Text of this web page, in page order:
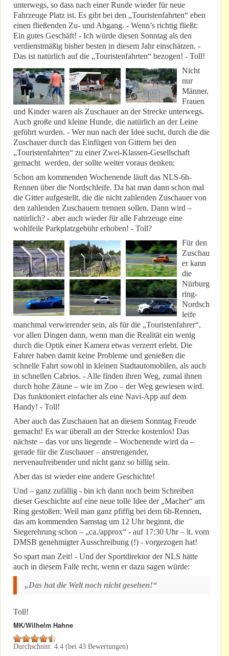
unterwegs, so dass nach einer Runde wieder für neue
Fahrzeuge Platz ist. Es gibt bei den „Touristenfahrten“ eben
einen fließenden Zu- und Abgang. - Wenn’s richtig fließt:
Ein gutes Geschäft! - Ich würde diesen Sonntag als den
verdienstmäßig bisher besten in diesem Jahr einschätzen. -
Das ist natürlich auf die „Touristenfahrten“ bezogen! - Toll!
Nicht
nur
Männer,
Frauen
und Kinder waren als Zuschauer an der Strecke unterwegs.
Auch große und kleine Hunde, die natürlich an der Leine
geführt wurden. - Wer nun nach der Idee sucht, durch die die
Zuschauer durch das Einfügen von Gittern bei den
„Touristenfahrten“ zu einer Zwei-Klassen-Gesellschaft
gemacht werden, der sollte weiter voraus denken:
Schon am kommenden Wochenende läuft das NLS-6h-
Rennen über die Nordschleife. Da hat man dann schon mal
die Gitter aufgestellt, die die nicht zahlenden Zuschauer von
den zahlenden Zuschauern trennen sollen. Dann wird –
natürlich? - aber auch wieder für alle Fahrzeuge eine
wohlfeile Parkplatzgebühr erhoben! - Toll?
Für den
Zuschau
er kann
die
Nürburg
ring-
Nordsch
leife
manchmal verwirrender sein, als für die „Touristenfahrer“,
vor allen Dingen dann, wenn man die Realität ein wenig
durch die Optik einer Kamera etwas verzerrt erlebt. Die
Fahrer haben damit keine Probleme und genießen die
schnelle Fahrt sowohl in kleinen Stadtautomobilen, als auch
in schnellen Cabrios. - Alle finden ihren Weg, zumal ihnen
durch hohe Zäune – wie im Zoo – der Weg gewiesen wird.
Das funktioniert einfacher als eine Navi-App auf dem
Handy! - Toll!
Aber auch das Zuschauen hat an diesem Sonntag Freude
gemacht! Es war überall an der Strecke kostenlos! Das
nächste – das vor uns liegende – Wochenende wird da –
gerade für die Zuschauer – anstrengender,
nervenaufreibender und nicht ganz so billig sein.
Aber das ist wieder eine andere Geschichte!
Und – ganz zufällig - bin ich dann noch beim Schreiben
dieser Geschichte auf eine neue tolle Idee der „Macher“ am
Ring gestoßen: Weil man ganz pfiffig bei dem 6h-Rennen,
das am kommenden Samstag um 12 Uhr beginnt, die
Siegerehrung schon – „ca./approx“ - auf 17:30 Uhr – lt. vom
DMSB genehmigter Ausschreibung (!) - vorgezogen hat!
So spart man Zeit! - Und der Sportdirektor der NLS hätte
auch in diesem Falle recht, wenn er dazu sagen würde:
„Das hat die Welt noch nicht gesehen!“
Toll!
MK/Wilhelm Hahne
Durchschnitt: 4.4 (bei 43 Bewertungen)